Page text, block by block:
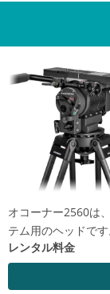
オコーナー2560は
テム用のヘッドです
レンタル料金